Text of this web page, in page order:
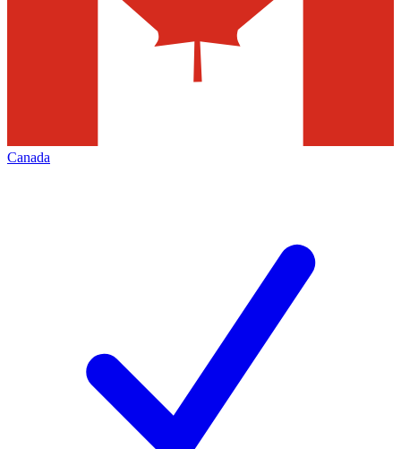
Canada